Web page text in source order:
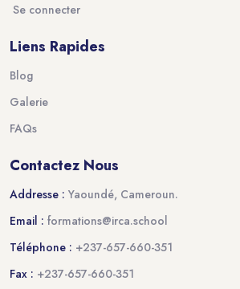
Se connecter
Liens Rapides
Blog
Galerie
FAQs
Contactez Nous
Addresse : Yaoundé, Cameroun.
Email : formations@irca.school
Téléphone : +237-657-660-351
Fax : +237-657-660-351